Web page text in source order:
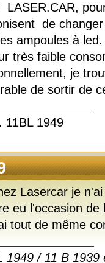
LASER.CAR,
de
ampoules à
très faible
je
de sortir de
11BL 1949
Lasercar je
eu l'occasion
tout de même
1949 / 11 B